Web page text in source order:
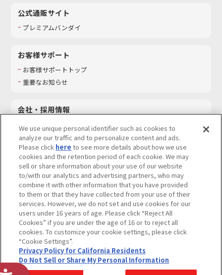
公式通販サイト
プレミアムバンダイ
お客様サポート
お客様サポートトップ
重要なお知らせ
会社・採用情報
採用情報
サステナビリティ
お問い合わせ
ウェブサイトご利用条件 ソーシャルメディアポリシー
個人情報及び特定個人情報等の取り扱いに関する保護方針
Do Not Sell or Share My Personal Information著作権・商標について
カスタマーハラスメントに対する基本的な対応方針
We use unique personal identifier such as cookies to
analyze our traffic and to personalize content and ads.
Please click here to see more details about how we use
cookies and the retention period of each cookie. We may
sell or share information about your use of our website
to/with our analytics and advertising partners, who may
combine it with other information that you have provided
to them or that they have collected from your use of their
services. However, we do not set and use cookies for our
users under 16 years of age. Please click “Reject All
Cookies” if you are under the age of 16 or to reject all
cookies. To customize your cookie settings, please click
“Cookie Settings”.
Privacy Policy for California Residents
Do Not Sell or Share My Personal Information